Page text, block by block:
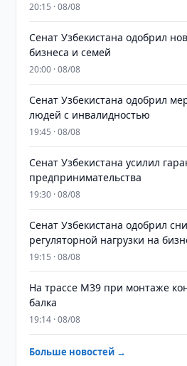
20:15 · 08/08
Сенат Узбекистана одобрил
бизнеса и семей
20:00 · 08/08
Сенат Узбекистана одобрил
людей с инвалидностью
19:45 · 08/08
Сенат Узбекистана усилил
предпринимательства
19:30 · 08/08
Сенат Узбекистана одобрил
регуляторной нагрузки на
19:15 · 08/08
На трассе M39 при монтаже
балка
19:14 · 08/08
Больше новостей →